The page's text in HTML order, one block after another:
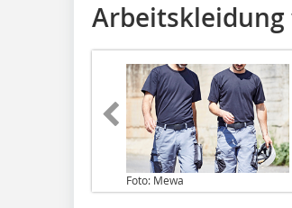
Arbeitskleidung
Foto: Mewa